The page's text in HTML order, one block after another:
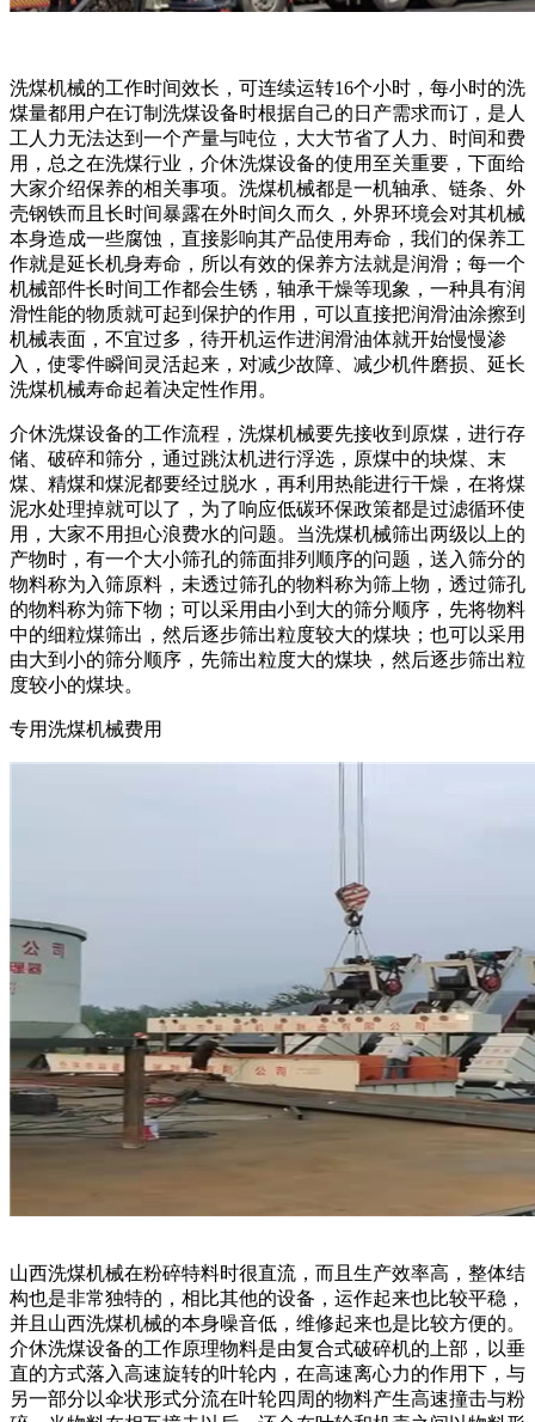
洗煤机械的工作时间效长，可连续运转16个小时，每小时的洗
煤量都用户在订制洗煤设备时根据自己的日产需求而订，是人
工人力无法达到一个产量与吨位，大大节省了人力、时间和费
用，总之在洗煤行业，介休洗煤设备的使用至关重要，下面给
大家介绍保养的相关事项。洗煤机械都是一机轴承、链条、外
壳钢铁而且长时间暴露在外时间久而久，外界环境会对其机械
本身造成一些腐蚀，直接影响其产品使用寿命，我们的保养工
作就是延长机身寿命，所以有效的保养方法就是润滑；每一个
机械部件长时间工作都会生锈，轴承干燥等现象，一种具有润
滑性能的物质就可起到保护的作用，可以直接把润滑油涂擦到
机械表面，不宜过多，待开机运作进润滑油体就开始慢慢渗
入，使零件瞬间灵活起来，对减少故障、减少机件磨损、延长
洗煤机械寿命起着决定性作用。
介休洗煤设备的工作流程，洗煤机械要先接收到原煤，进行存
储、破碎和筛分，通过跳汰机进行浮选，原煤中的块煤、末
煤、精煤和煤泥都要经过脱水，再利用热能进行干燥，在将煤
泥水处理掉就可以了，为了响应低碳环保政策都是过滤循环使
用，大家不用担心浪费水的问题。当洗煤机械筛出两级以上的
产物时，有一个大小筛孔的筛面排列顺序的问题，送入筛分的
物料称为入筛原料，未透过筛孔的物料称为筛上物，透过筛孔
的物料称为筛下物；可以采用由小到大的筛分顺序，先将物料
中的细粒煤筛出，然后逐步筛出粒度较大的煤块；也可以采用
由大到小的筛分顺序，先筛出粒度大的煤块，然后逐步筛出粒
度较小的煤块。
专用洗煤机械费用
山西洗煤机械在粉碎特料时很直流，而且生产效率高，整体结
构也是非常独特的，相比其他的设备，运作起来也比较平稳，
并且山西洗煤机械的本身噪音低，维修起来也是比较方便的。
介休洗煤设备的工作原理物料是由复合式破碎机的上部，以垂
直的方式落入高速旋转的叶轮内，在高速离心力的作用下，与
另一部分以伞状形式分流在叶轮四周的物料产生高速撞击与粉